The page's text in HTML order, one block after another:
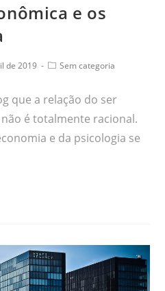
e os
de 2019 Sem categoria
que a relação do ser
é totalmente racional.
e da psicologia se